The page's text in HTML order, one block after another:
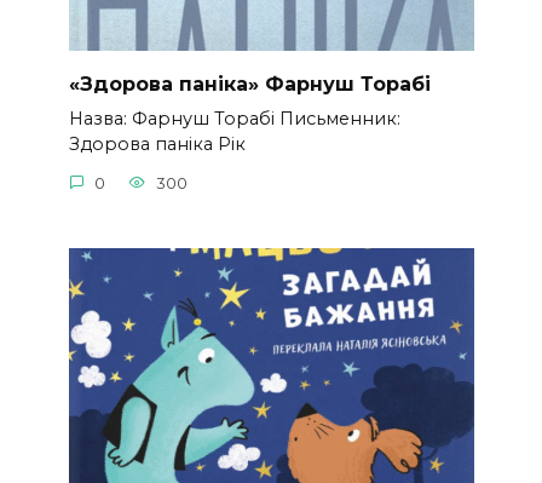
«Здорова паніка» Фарнуш Торабі
Назва: Фарнуш Торабі Письменник:
Здорова паніка Рік
0 300